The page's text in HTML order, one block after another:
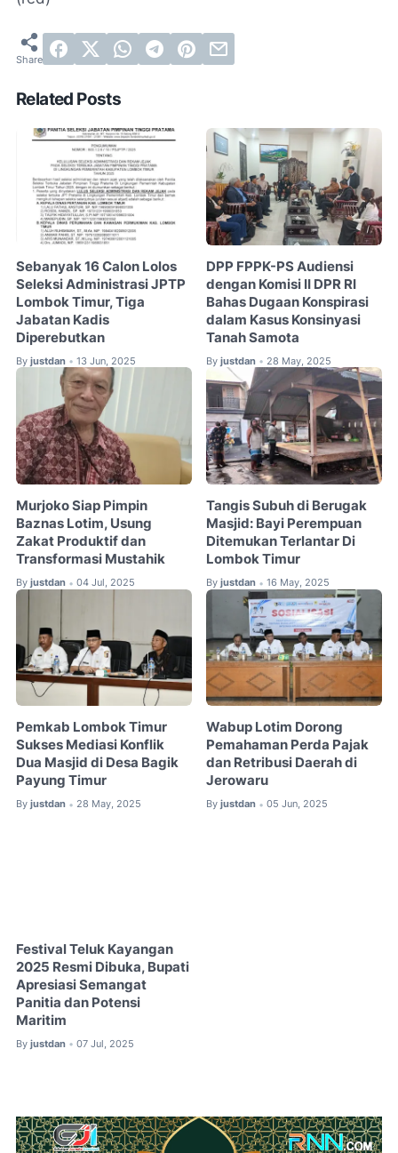
Related Posts
Sebanyak 16 Calon Lolos
Seleksi Administrasi JPTP
Lombok Timur, Tiga
Jabatan Kadis
Diperebutkan
By justdan • 13 Jun, 2025
DPP FPPK-PS Audiensi
dengan Komisi II DPR RI
Bahas Dugaan Konspirasi
dalam Kasus Konsinyasi
Tanah Samota
By justdan • 28 May, 2025
Murjoko Siap Pimpin
Baznas Lotim, Usung
Zakat Produktif dan
Transformasi Mustahik
By justdan • 04 Jul, 2025
Tangis Subuh di Berugak
Masjid: Bayi Perempuan
Ditemukan Terlantar Di
Lombok Timur
By justdan • 16 May, 2025
Pemkab Lombok Timur
Sukses Mediasi Konflik
Dua Masjid di Desa Bagik
Payung Timur
By justdan • 28 May, 2025
Wabup Lotim Dorong
Pemahaman Perda Pajak
dan Retribusi Daerah di
Jerowaru
By justdan • 05 Jun, 2025
Festival Teluk Kayangan
2025 Resmi Dibuka, Bupati
Apresiasi Semangat
Panitia dan Potensi
Maritim
By justdan • 07 Jul, 2025